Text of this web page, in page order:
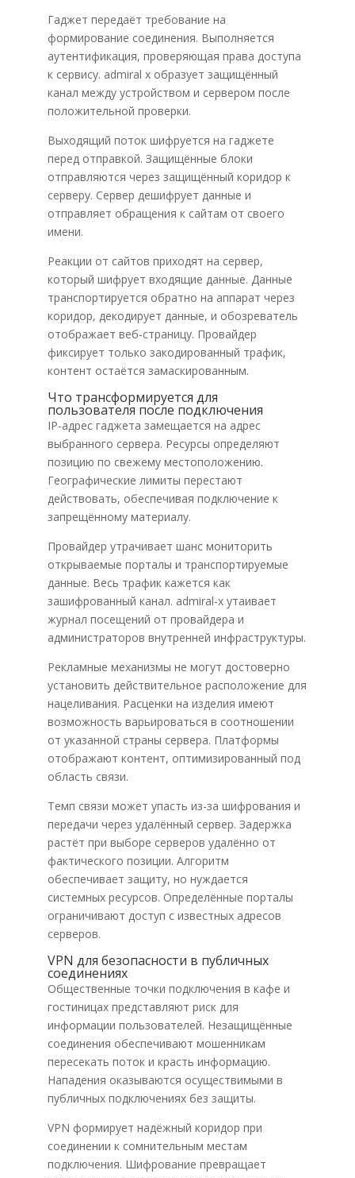
Гаджет передаёт требование на
формирование соединения. Выполняется
аутентификация, проверяющая права доступа
к сервису. admiral x образует защищённый
канал между устройством и сервером после
положительной проверки.
Выходящий поток шифруется на гаджете
перед отправкой. Защищённые блоки
отправляются через защищённый коридор к
серверу. Сервер дешифрует данные и
отправляет обращения к сайтам от своего
имени.
Реакции от сайтов приходят на сервер,
который шифрует входящие данные. Данные
транспортируется обратно на аппарат через
коридор, декодирует данные, и обозреватель
отображает веб-страницу. Провайдер
фиксирует только закодированный трафик,
контент остаётся замаскированным.
Что трансформируется для
пользователя после подключения
IP-адрес гаджета замещается на адрес
выбранного сервера. Ресурсы определяют
позицию по свежему местоположению.
Географические лимиты перестают
действовать, обеспечивая подключение к
запрещённому материалу.
Провайдер утрачивает шанс мониторить
открываемые порталы и транспортируемые
данные. Весь трафик кажется как
зашифрованный канал. admiral-x утаивает
журнал посещений от провайдера и
администраторов внутренней инфраструктуры.
Рекламные механизмы не могут достоверно
установить действительное расположение для
нацеливания. Расценки на изделия имеют
возможность варьироваться в соотношении
от указанной страны сервера. Платформы
отображают контент, оптимизированный под
область связи.
Темп связи может упасть из-за шифрования и
передачи через удалённый сервер. Задержка
растёт при выборе серверов удалённо от
фактического позиции. Алгоритм
обеспечивает защиту, но нуждается
системных ресурсов. Определённые порталы
ограничивают доступ с известных адресов
серверов.
VPN для безопасности в публичных
соединениях
Общественные точки подключения в кафе и
гостиницах представляют риск для
информации пользователей. Незащищённые
соединения обеспечивают мошенникам
пересекать поток и красть информацию.
Нападения оказываются осуществимыми в
публичных подключениях без защиты.
VPN формирует надёжный коридор при
соединении к сомнительным местам
подключения. Шифрование превращает